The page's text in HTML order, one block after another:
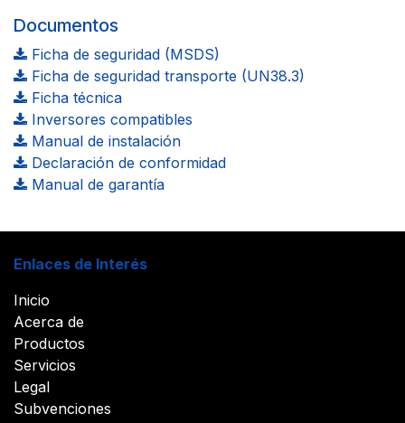
Documentos
Ficha de seguridad (MSDS)
Ficha de seguridad transporte (UN38.3)
Ficha técnica
Inversores compatibles
Manual de instalación
Declaración de conformidad
Manual de garantía
Enlaces de Interés
Inicio
Acerca de
Productos
Servicios
Legal
Subvenciones